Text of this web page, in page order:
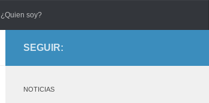
¿Quien soy?
SEGUIR:
NOTICIAS